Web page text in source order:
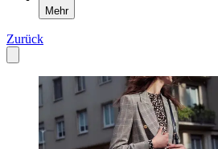
Mehr
Zurück